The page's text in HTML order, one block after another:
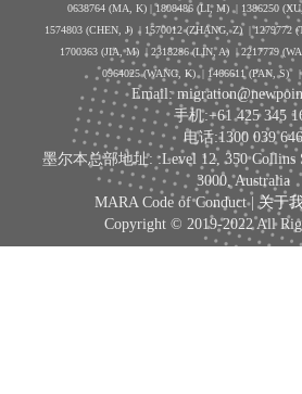
0638764 (MA, K) |1808486 (LI, M) | 1386250
1574803 (CHEN, J) | 1570012 (ZHANG, Z) |
1700363 (JIA, M) | 2318286 (LIN, A) | 2217779
0964025 (WANG, K) | 1466611 (PAN, S)|
Email:
手机:+61 425 345
电话:1300 039 646
墨尔本总部地址: :Level 12, 350 Collins
3000, Australia
MARA Code of Conduct |关于
Copyright © 2019-2022 All